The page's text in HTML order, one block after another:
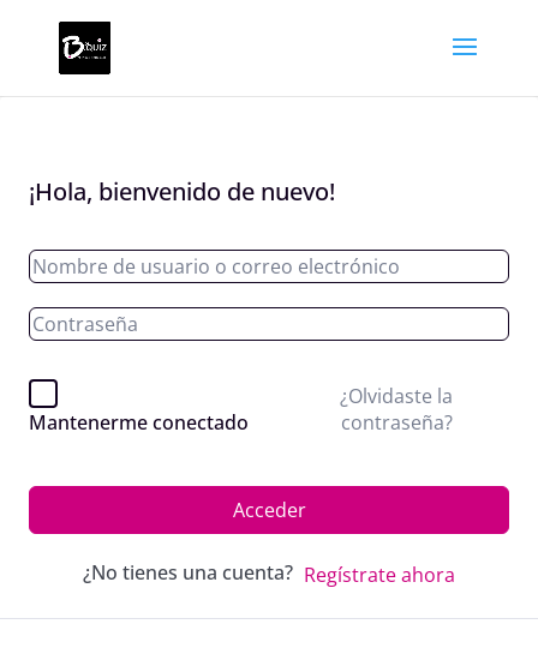
¡Hola, bienvenido de nuevo!
Mantenerme conectado
¿Olvidaste la
contraseña?
Acceder
¿No tienes una cuenta? Regístrate ahora